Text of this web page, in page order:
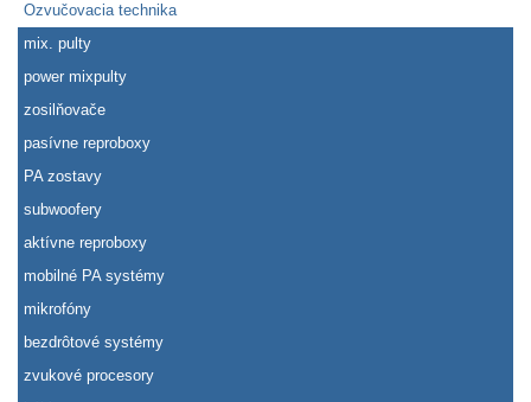
Ozvučovacia technika
mix. pulty
power mixpulty
zosilňovače
pasívne reproboxy
PA zostavy
subwoofery
aktívne reproboxy
mobilné PA systémy
mikrofóny
bezdrôtové systémy
zvukové procesory